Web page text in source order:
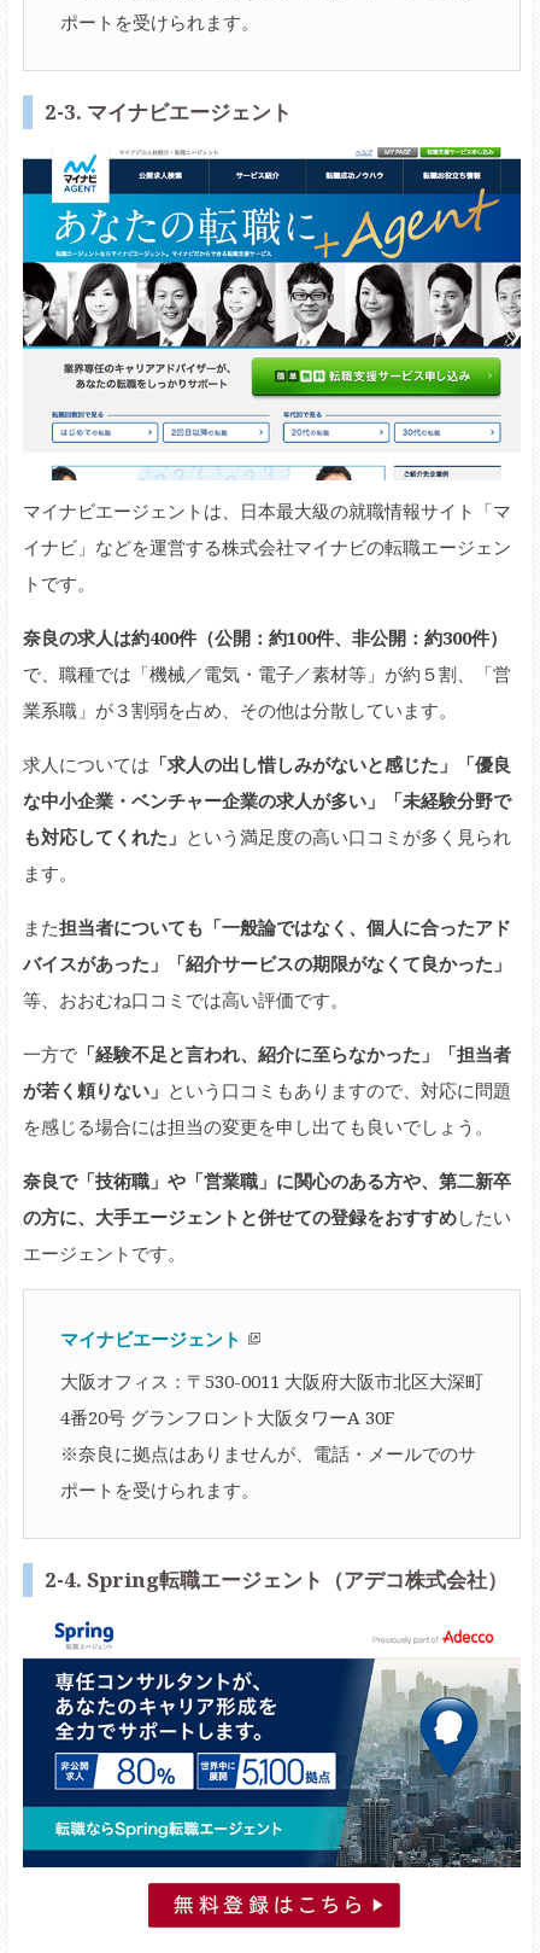
ポートを受けられます。
2-3. マイナビエージェント
マイナビエージェントは、日本最大級の就職情報サイト「マ
イナビ」などを運営する株式会社マイナビの転職エージェン
トです。
奈良の求人は約400件（公開：約100件、非公開：約300件）
で、職種では「機械／電気・電子／素材等」が約５割、「営
業系職」が３割弱を占め、その他は分散しています。
求人については 「求人の出し惜しみがないと感じた」「優良
な中小企業・ベンチャー企業の求人が多い」「未経験分野で
も対応してくれた」 という満足度の高い口コミが多く見られ
ます。
また担当者についても「一般論ではなく、個人に合ったアド
バイスがあった」「紹介サービスの期限がなくて良かった」
等、おおむね口コミでは高い評価です。
一方で 「経験不足と言われ、紹介に至らなかった」「担当者
が若く頼りない」 という口コミもありますので、対応に問題
を感じる場合には担当の変更を申し出ても良いでしょう。
奈良で「技術職」や「営業職」に関心のある方や、第二新卒
の方に、大手エージェントと併せての登録をおすすめしたい
エージェントです。
マイナビエージェント
大阪オフィス：〒530-0011 大阪府大阪市北区大深町
4番20号 グランフロント大阪タワーA 30F
※奈良に拠点はありませんが、電話・メールでのサ
ポートを受けられます。
2-4. Spring転職エージェント（アデコ株式会社）